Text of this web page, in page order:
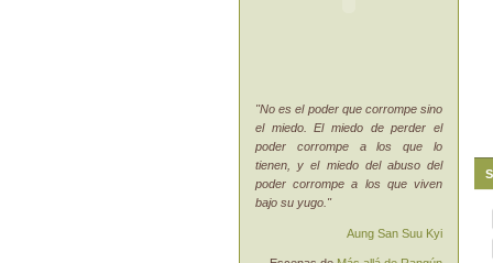
"No es el poder que corrompe sino
el miedo. El miedo de perder el
poder corrompe a los que lo
tienen, y el miedo del abuso del
poder corrompe a los que viven
bajo su yugo."
Aung San Suu Kyi